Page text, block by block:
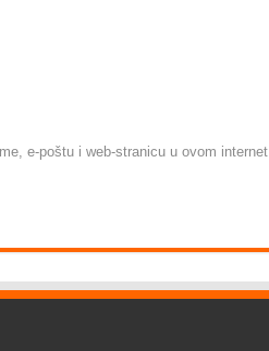
e-poštu i web-stranicu u ovom internet